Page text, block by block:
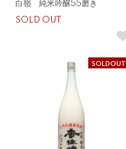
白嶺 純米吟醸55磨き
SOLD OUT
SOLDOUT